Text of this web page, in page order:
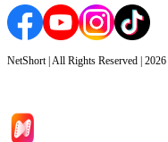
NetShort | All Rights Reserved | 2026